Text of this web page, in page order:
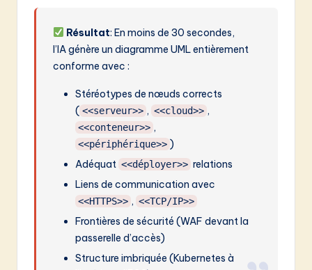
Résultat: En moins de 30 secondes,
l’IA génère un diagramme UML entièrement
conforme avec :
Stéréotypes de nœuds corrects
( <<serveur>> , <<cloud>> ,
<<conteneur>> ,
<<périphérique>> )
Adéquat <<déployer>> relations
Liens de communication avec
<<HTTPS>> , <<TCP/IP>>
Frontières de sécurité (WAF devant la
passerelle d’accès)
Structure imbriquée (Kubernetes à